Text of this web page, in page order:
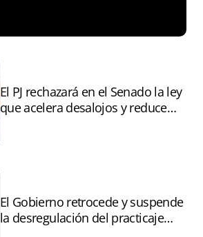
El PJ rechazará en el Senado la ley
que acelera desalojos y reduce
El Gobierno retrocede y suspende
la desregulación del practicaje